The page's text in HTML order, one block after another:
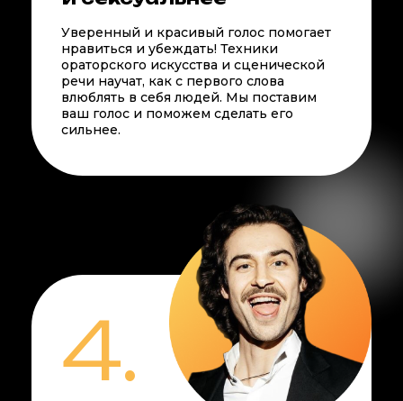
Уверенный и красивый голос помогает
нравиться и убеждать! Техники
ораторского искусства и сценической
речи научат, как с первого слова
влюблять в себя людей. Мы поставим
ваш голос и поможем сделать его
сильнее.
4.